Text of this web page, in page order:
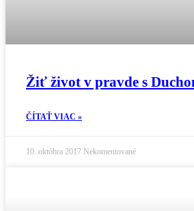
Žiť život v pravde s
ČÍTAŤ VIAC »
10. októbra 2017 Nekomentované